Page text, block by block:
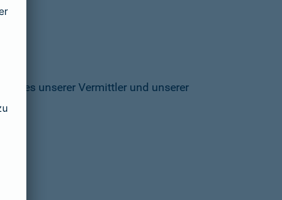
unserer Vermittler und unserer